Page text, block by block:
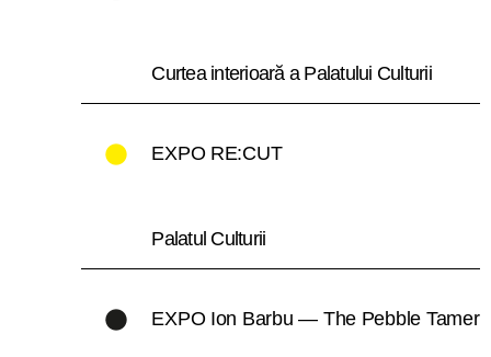
Curtea interioară a Palatului Culturii
EXPO RE:CUT
Palatul Culturii
EXPO Ion Barbu — The Pebble Tamer